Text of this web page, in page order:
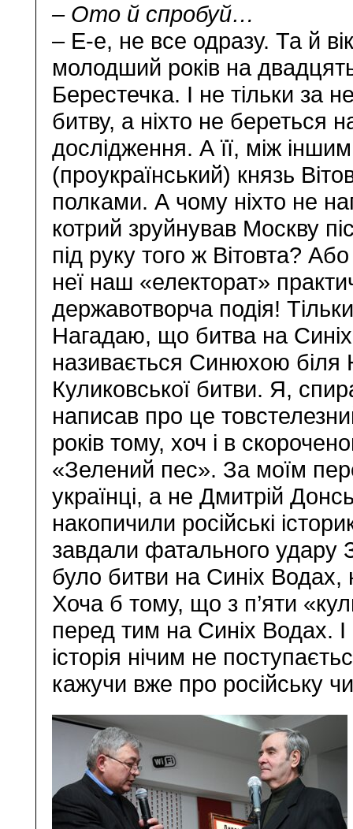
– Ото й спробуй…
– Е-е, не все одразу. Та й
молодший років на
Берестечка. І не тільки за
битву, а ніхто не береться
дослідження. А її, між
(проукраїнський) князь
полками. А чому ніхто не
котрий зруйнував Москву
під руку того ж Вітовта?
неї наш «електорат»
державотворча подія!
Нагадаю, що битва на
називається Синюхою біля
Куликовської битви. Я,
написав про це
років тому, хоч і в
«Зелений пес». За моїм
українці, а не Дмитрій
накопичили російські
завдали фатального удару
було битви на Синіх Водах,
Хоча б тому, що з п’яти
перед тим на Синіх Водах.
історія нічим не
кажучи вже про російську